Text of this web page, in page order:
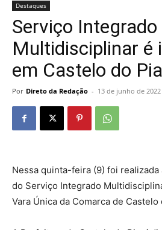
Destaques
Serviço Integrado
Multidisciplinar é
em Castelo do
Por Direto da Redação - 13 de junho de 2022
Nessa quinta-feira (9) foi realizada
do Serviço Integrado
Vara Única da Comarca de Castelo